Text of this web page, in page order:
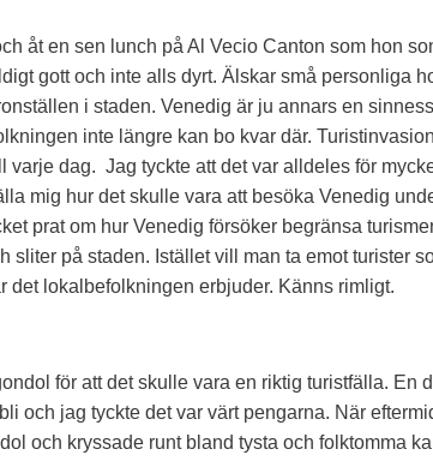
åt en sen lunch på Al Vecio Canton som hon
gott och inte alls dyrt. Älskar små personliga
i staden. Venedig är ju annars en
inte längre kan bo kvar där.
varje dag. Jag tyckte att det var alldeles för
mig hur det skulle vara att besöka Venedig
prat om hur Venedig försöker begränsa
sliter på staden. Istället vill man ta emot turister
det lokalbefolkningen erbjuder. Känns rimligt.
för att det skulle vara en riktig turistfälla. En
och jag tyckte det var värt pengarna. När
och kryssade runt bland tysta och folktomma